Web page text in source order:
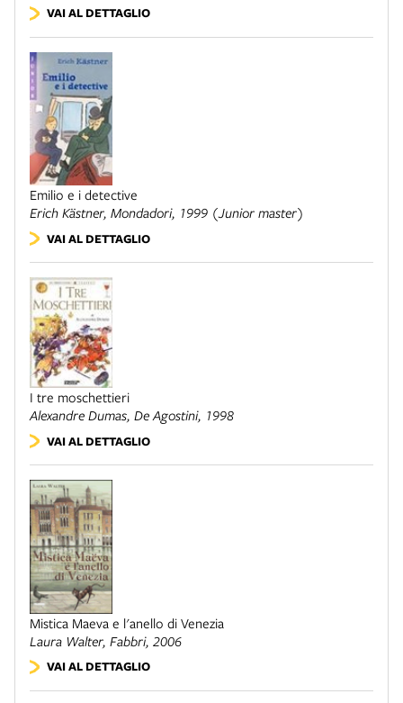
VAI AL DETTAGLIO
Emilio e i detective
Erich Kästner, Mondadori, 1999 (Junior master)
VAI AL DETTAGLIO
I tre moschettieri
Alexandre Dumas, De Agostini, 1998
VAI AL DETTAGLIO
Mistica Maeva e l'anello di Venezia
Laura Walter, Fabbri, 2006
VAI AL DETTAGLIO